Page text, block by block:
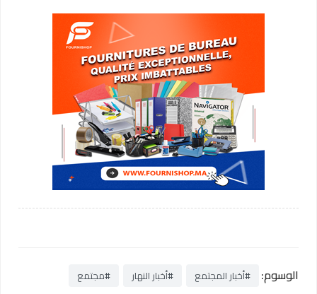
الوسوم: #أخبار المجتمع #أخبار النهار #مجتمع